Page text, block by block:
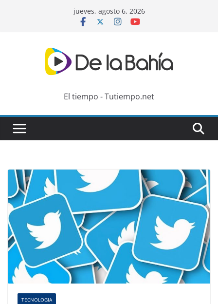
jueves, agosto 6, 2026
El tiempo - Tutiempo.net
TECNOLOGIA